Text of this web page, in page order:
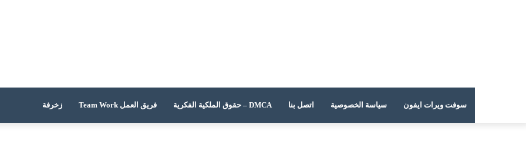
سوفت ويرات ايفون سياسة الخصوصية اتصل بنا DMCA – حقوق الملكية الفكرية فريق العمل Team Work زخرفة